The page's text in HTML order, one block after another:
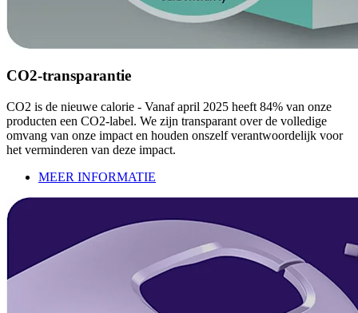
CO2-transparantie
CO2 is de nieuwe calorie - Vanaf april 2025 heeft 84% van onze
producten een CO2-label. We zijn transparant over de volledige
omvang van onze impact en houden onszelf verantwoordelijk voor
het verminderen van deze impact.
MEER INFORMATIE